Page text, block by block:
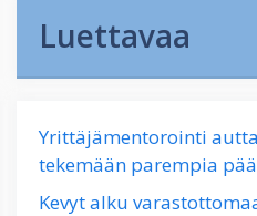
Luettavaa
Yrittäjämentorointi
tekemään parempia
Kevyt alku